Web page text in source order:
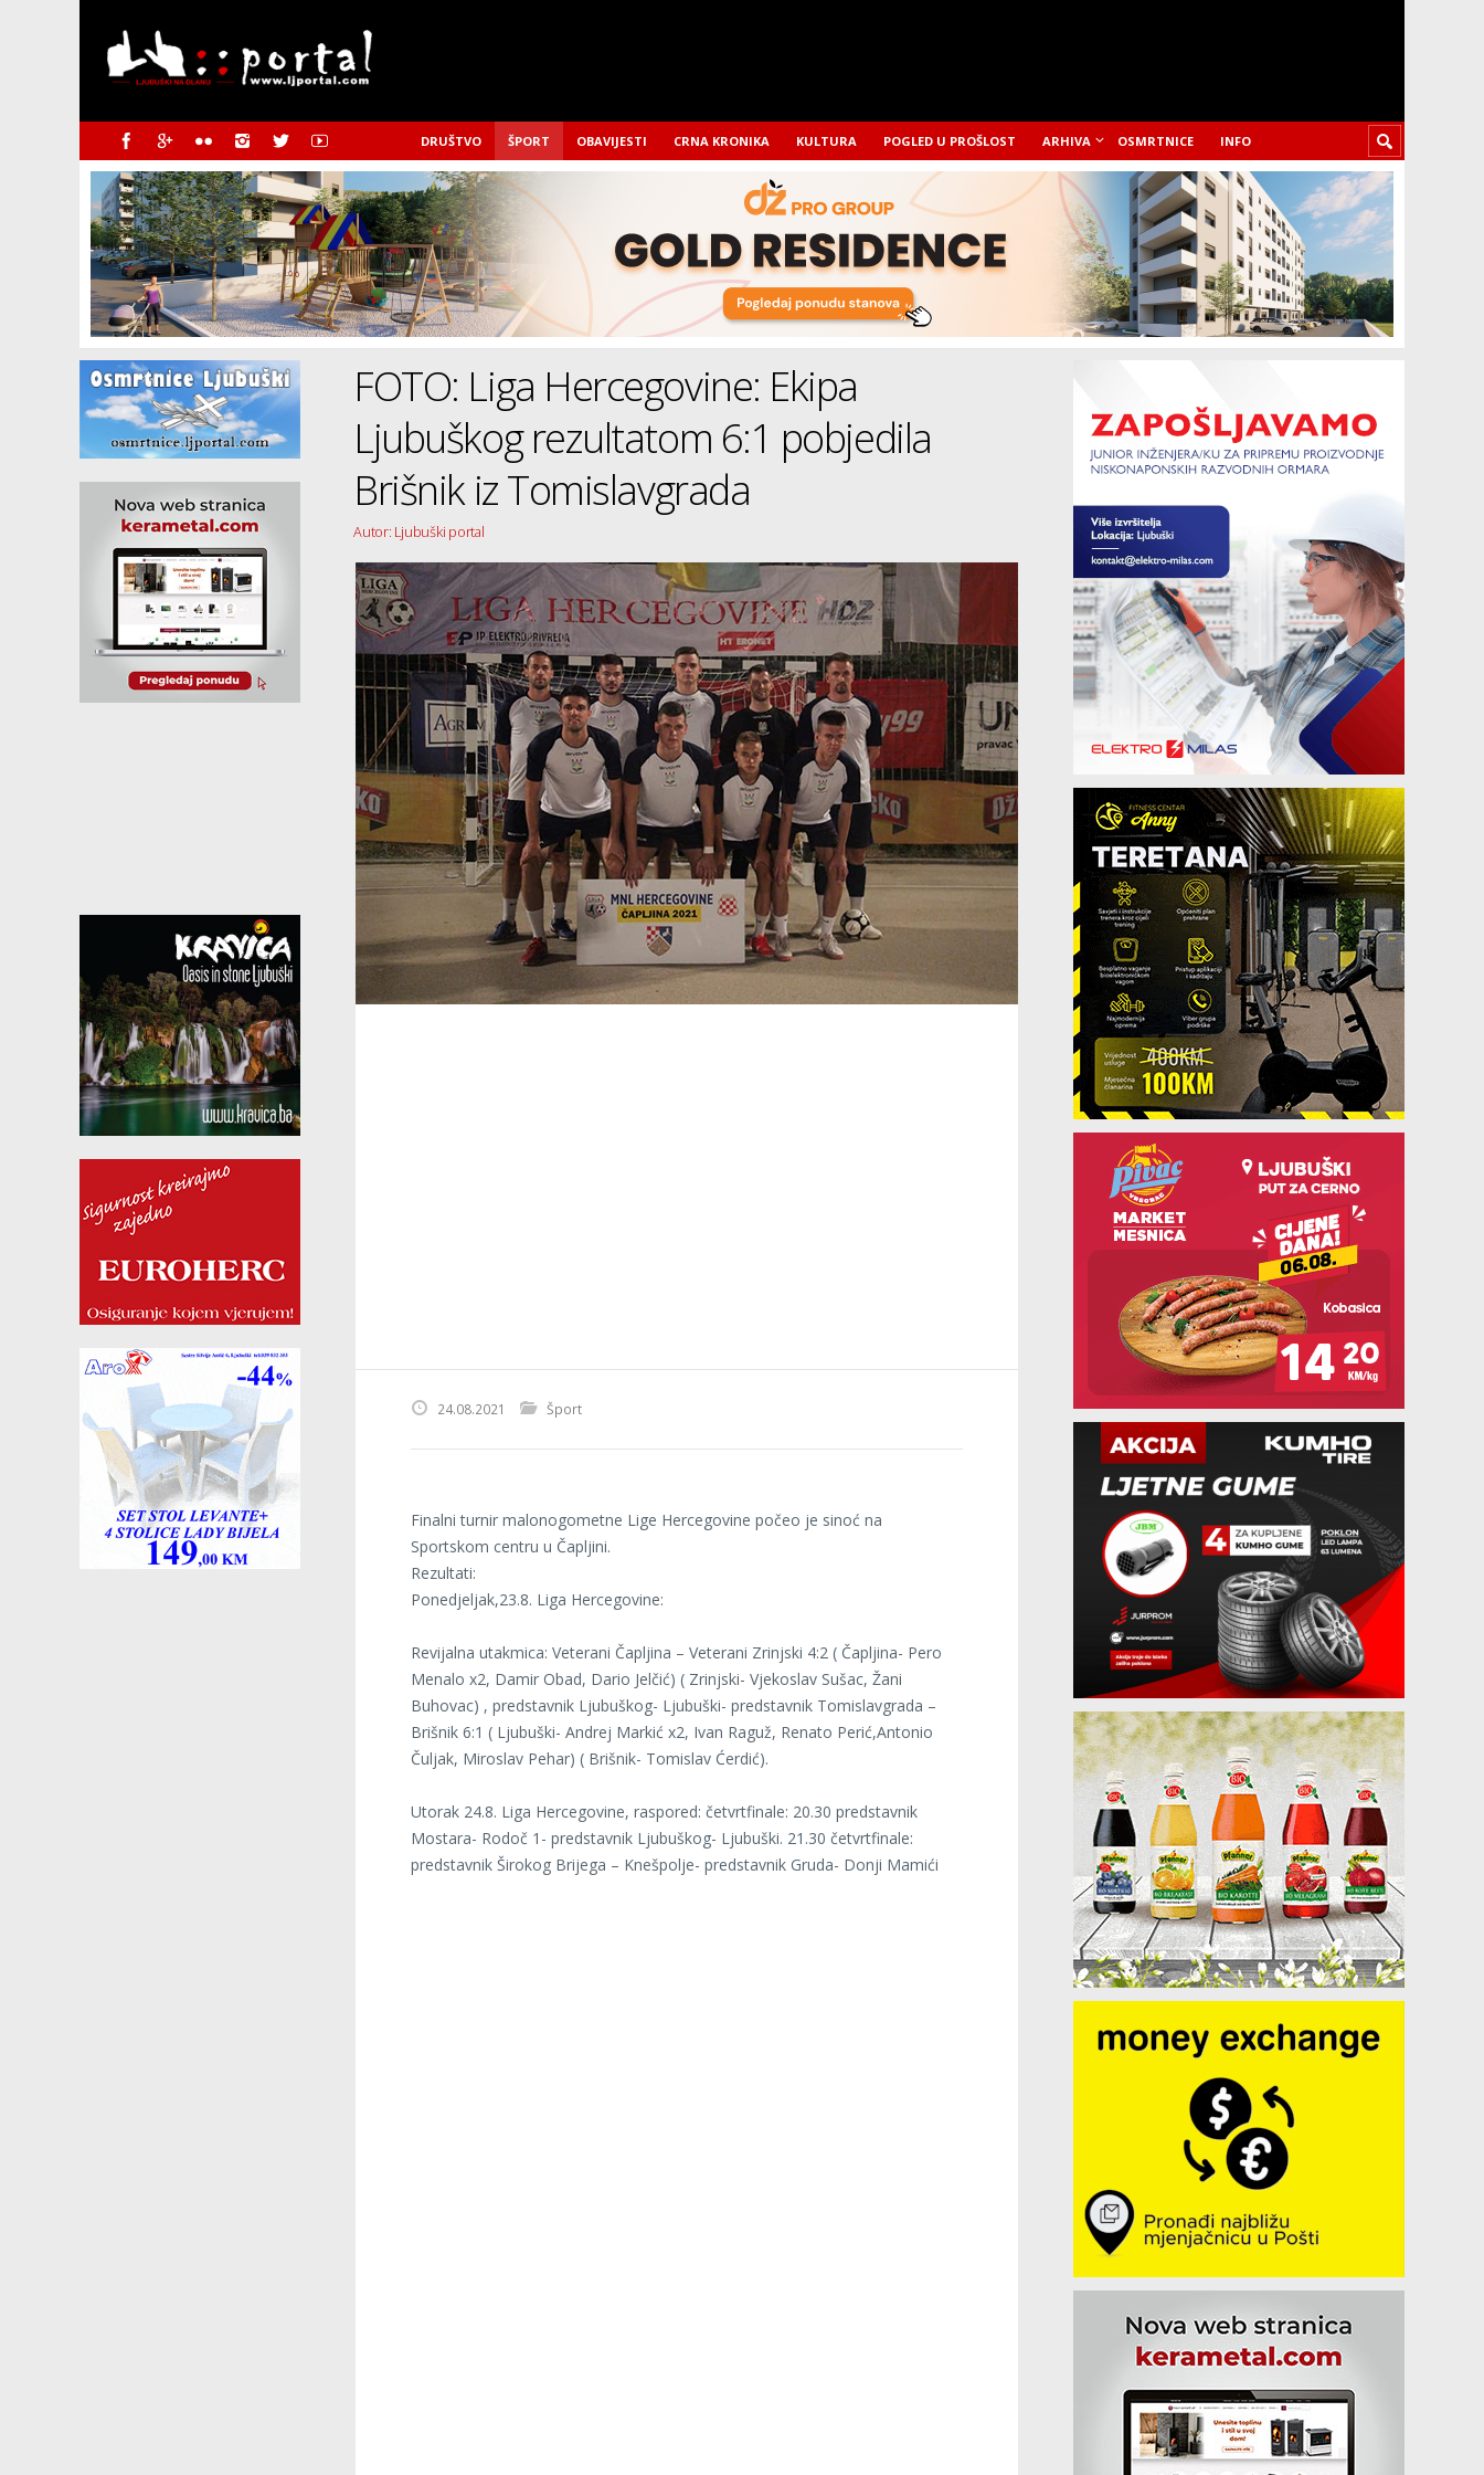
DRUŠTVO ŠPORT OBAVIJESTI CRNA KRONIKA KULTURA POGLED U PROŠLOST ARHIVA OSMRTNICE INFO
FOTO: Liga Hercegovine: Ekipa
Ljubuškog rezultatom 6:1 pobjedila
Brišnik iz Tomislavgrada
Autor: Ljubuški portal
24.08.2021 Šport
Finalni turnir malonogometne Lige Hercegovine počeo je sinoć na
Sportskom centru u Čapljini.
Rezultati:
Ponedjeljak,23.8. Liga Hercegovine:
Revijalna utakmica: Veterani Čapljina – Veterani Zrinjski 4:2 ( Čapljina- Pero
Menalo x2, Damir Obad, Dario Jelčić) ( Zrinjski- Vjekoslav Sušac, Žani
Buhovac) , predstavnik Ljubuškog- Ljubuški- predstavnik Tomislavgrada –
Brišnik 6:1 ( Ljubuški- Andrej Markić x2, Ivan Raguž, Renato Perić,Antonio
Čuljak, Miroslav Pehar) ( Brišnik- Tomislav Ćerdić).
Utorak 24.8. Liga Hercegovine, raspored: četvrtfinale: 20.30 predstavnik
Mostara- Rodoč 1- predstavnik Ljubuškog- Ljubuški. 21.30 četvrtfinale:
predstavnik Širokog Brijega – Knešpolje- predstavnik Gruda- Donji Mamići